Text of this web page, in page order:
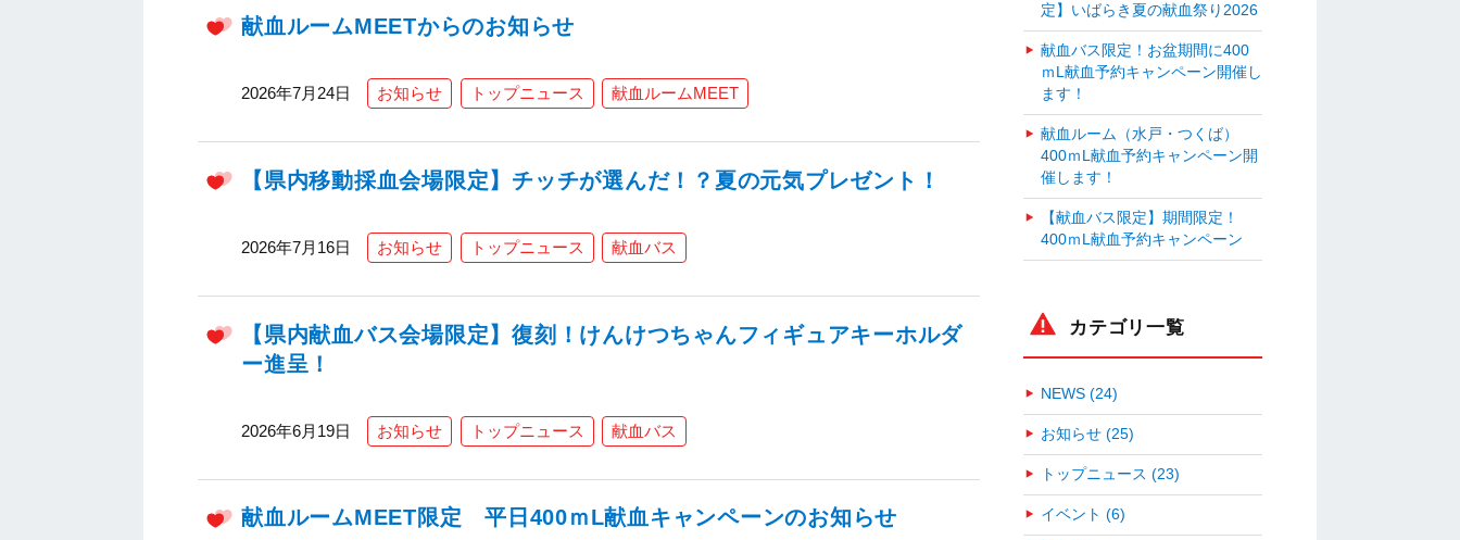
献血ルームMEETからのお知らせ
2026年7月24日 お知らせ トップニュース 献血ルームMEET
【県内移動採血会場限定】チッチが選んだ！？夏の元気プレゼント！
2026年7月16日 お知らせ トップニュース 献血バス
【県内献血バス会場限定】復刻！けんけつちゃんフィギュアキーホルダ
ー進呈！
2026年6月19日 お知らせ トップニュース 献血バス
献血ルームMEET限定 平日400ｍL献血キャンペーンのお知らせ
定】いばらき夏の献血祭り2026
献血バス限定！お盆期間に400
ｍL献血予約キャンペーン開催し
ます！
献血ルーム（水戸・つくば）
400ｍL献血予約キャンペーン開
催します！
【献血バス限定】期間限定！
400ｍL献血予約キャンペーン
カテゴリ一覧
NEWS (24)
お知らせ (25)
トップニュース (23)
イベント (6)